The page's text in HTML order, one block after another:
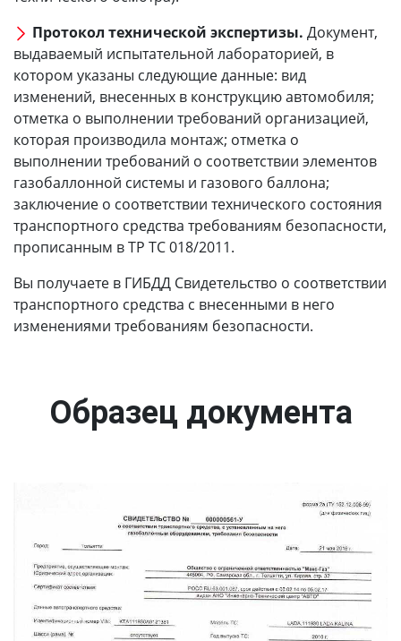
Протокол технической экспертизы. Документ,
выдаваемый испытательной лабораторией, в
котором указаны следующие данные: вид
изменений, внесенных в конструкцию автомобиля;
отметка о выполнении требований организацией,
которая производила монтаж; отметка о
выполнении требований о соответствии элементов
газобаллонной системы и газового баллона;
заключение о соответствии технического состояния
транспортного средства требованиям безопасности,
прописанным в ТР ТС 018/2011.
Вы получаете в ГИБДД Свидетельство о соответствии
транспортного средства с внесенными в него
изменениями требованиям безопасности.
Образец документа